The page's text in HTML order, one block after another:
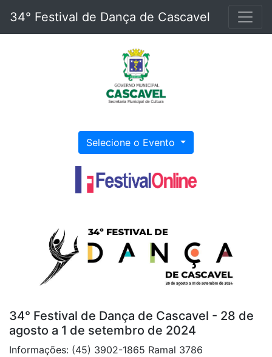
34° Festival de Dança de Cascavel
Selecione o Evento
34° Festival de Dança de Cascavel - 28 de
agosto a 1 de setembro de 2024
Informações: (45) 3902-1865 Ramal 3786